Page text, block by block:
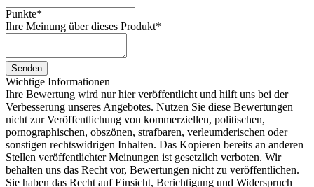
Punkte*
Ihre Meinung über dieses Produkt*
Senden
Wichtige Informationen
Ihre Bewertung wird nur hier veröffentlicht und hilft uns bei der
Verbesserung unseres Angebotes. Nutzen Sie diese Bewertungen
nicht zur Veröffentlichung von kommerziellen, politischen,
pornographischen, obszönen, strafbaren, verleumderischen oder
sonstigen rechtswidrigen Inhalten. Das Kopieren bereits an anderen
Stellen veröffentlichter Meinungen ist gesetzlich verboten. Wir
behalten uns das Recht vor, Bewertungen nicht zu veröffentlichen.
Sie haben das Recht auf Einsicht, Berichtigung und Widerspruch